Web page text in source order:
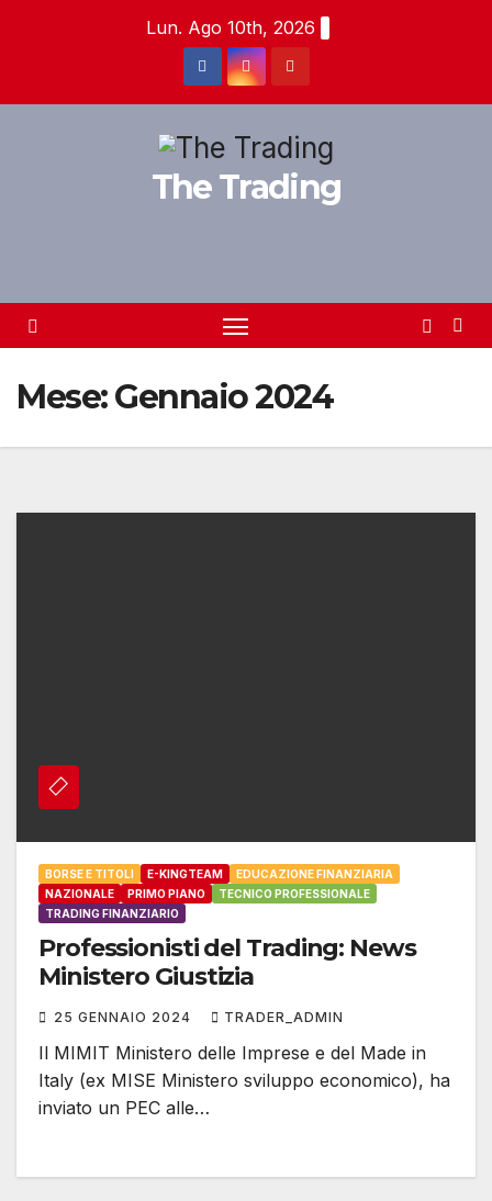
Lun. Ago 10th, 2026
The Trading
Mese:Gennaio 2024
BORSE E TITOLI E-KINGTEAM
EDUCAZIONE FINANZIARIA
NAZIONALE
PRIMO PIANO
TECNICO PROFESSIONALE
TRADING FINANZIARIO
Professionisti del Trading: News
Ministero Giustizia
25 GENNAIO 2024 TRADER_ADMIN
Il MIMIT Ministero delle Imprese e del Made in
Italy (ex MISE Ministero sviluppo economico), ha
inviato un PEC alle…